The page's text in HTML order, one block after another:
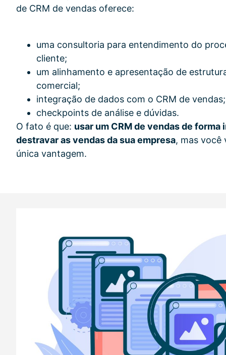
de CRM de vendas oferece:
uma consultoria para entendimento do
cliente;
um alinhamento e apresentação de
comercial;
integração de dados com o CRM de vendas;
checkpoints de análise e dúvidas.
O fato é que: usar um CRM de vendas de forma
destravar as vendas da sua empresa, mas você
única vantagem.